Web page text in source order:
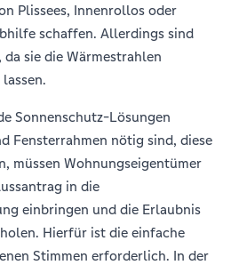
Plissees, Innenrollos oder
schaffen. Allerdings sind
sie die Wärmestrahlen
Sonnenschutz-Lösungen
Fensterrahmen nötig sind, diese
müssen Wohnungseigentümer
in die
einbringen und die Erlaubnis
Hierfür ist die einfache
Stimmen erforderlich. In der